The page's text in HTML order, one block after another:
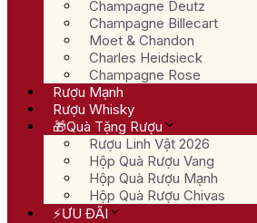
Champagne Deutz
Champagne Billecart
Moet & Chandon
Charles Heidsieck
Champagne Rose
Rượu Mạnh
Rượu Whisky
🎁Quà Tặng Rượu
Rượu Linh Vật 2026
Hộp Quà Rượu Vang
Hộp Quà Rượu Mạnh
Hộp Quà Rượu Chivas
⚡ƯU ĐÃI